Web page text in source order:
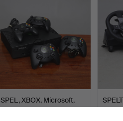
SPEL, XBOX, Microsoft,
parti, med tillbehö…